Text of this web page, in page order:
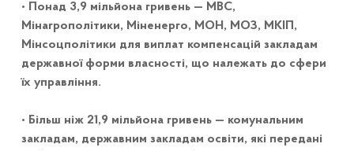
• Понад 3,9 мільйона гривень — МВС,
Мінагрополітики, Міненерго, МОН, МОЗ, МКІП,
Мінсоцполітики для виплат компенсацій закладам
державної форми власності, що належать до сфери
їх управління.
• Більш ніж 21,9 мільйона гривень — комунальним
закладам, державним закладам освіти, які передані